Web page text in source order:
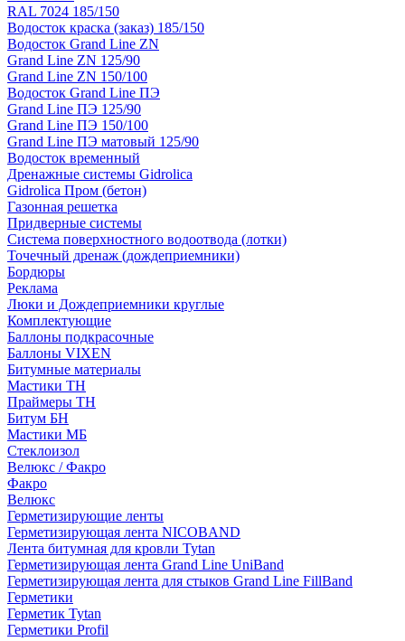
RAL 7024 185/150
Водосток краска (заказ) 185/150
Водосток Grand Line ZN
Grand Line ZN 125/90
Grand Line ZN 150/100
Водосток Grand Line ПЭ
Grand Line ПЭ 125/90
Grand Line ПЭ 150/100
Grand Line ПЭ матовый 125/90
Водосток временный
Дренажные системы Gidrolica
Gidrolica Пром (бетон)
Газонная решетка
Придверные системы
Система поверхностного водоотвода (лотки)
Точечный дренаж (дождеприемники)
Бордюры
Рекламa
Люки и Дождеприемники круглые
Комплектующие
Баллоны подкрасочные
Баллоны VIXEN
Битумные материалы
Мастики ТН
Праймеры ТН
Битум БН
Мастики МБ
Стеклоизол
Велюкс / Факро
Факро
Велюкс
Герметизирующие ленты
Герметизирующая лента NICOBAND
Лента битумная для кровли Tytan
Герметизирующая лента Grand Line UniBand
Герметизирующая лента для стыков Grand Line FillBand
Герметики
Герметик Tytan
Герметики Profil